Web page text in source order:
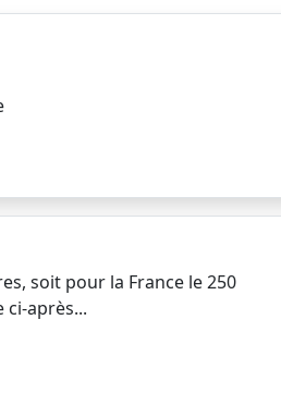
soit pour la France le 250
ci-après...